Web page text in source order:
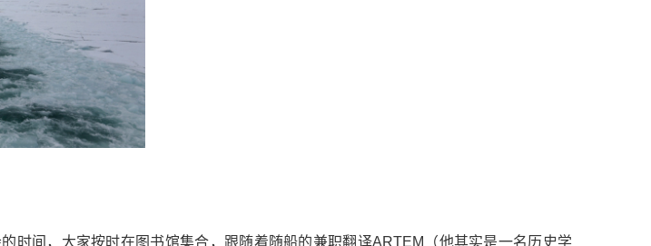
时间，大家按时在图书馆集合，跟随着随船的兼职翻译ARTEM（他其实是一名历史学